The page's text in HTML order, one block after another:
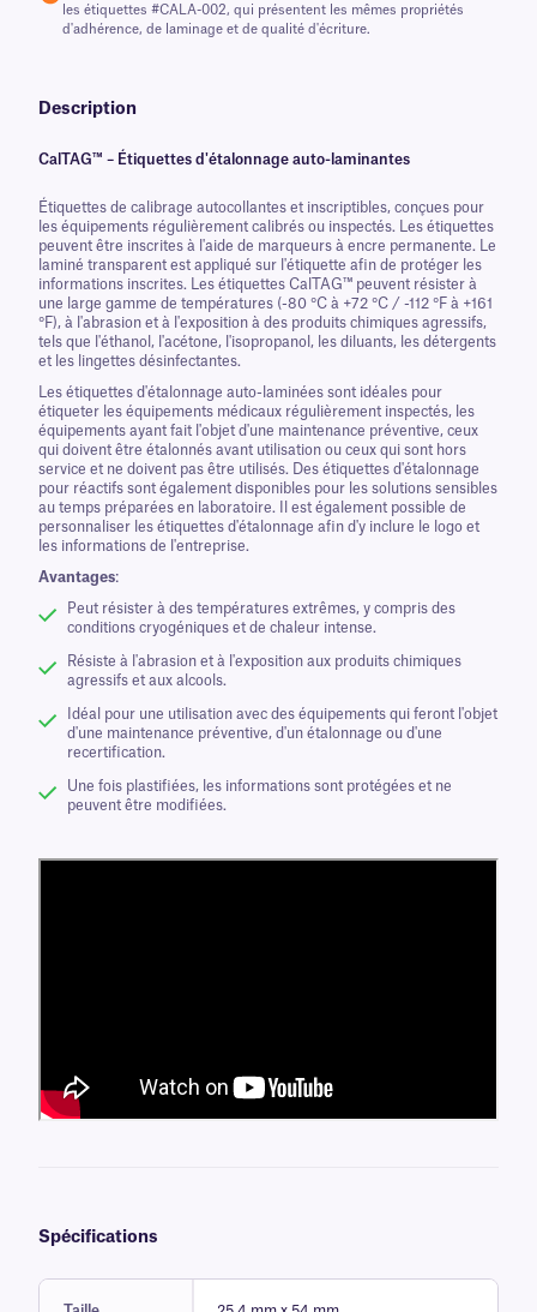
les étiquettes #CALA-002, qui présentent les mêmes propriétés
d'adhérence, de laminage et de qualité d'écriture.
Description
CalTAG™ – Étiquettes d'étalonnage auto-laminantes
Étiquettes de calibrage autocollantes et inscriptibles, conçues pour
les équipements régulièrement calibrés ou inspectés. Les étiquettes
peuvent être inscrites à l'aide de marqueurs à encre permanente. Le
laminé transparent est appliqué sur l'étiquette afin de protéger les
informations inscrites. Les étiquettes CalTAG™ peuvent résister à
une large gamme de températures (-80 °C à +72 °C / -112 °F à +161
°F), à l'abrasion et à l'exposition à des produits chimiques agressifs,
tels que l'éthanol, l'acétone, l'isopropanol, les diluants, les détergents
et les lingettes désinfectantes.
Les étiquettes d'étalonnage auto-laminées sont idéales pour
étiqueter les équipements médicaux régulièrement inspectés, les
équipements ayant fait l'objet d'une maintenance préventive, ceux
qui doivent être étalonnés avant utilisation ou ceux qui sont hors
service et ne doivent pas être utilisés. Des étiquettes d'étalonnage
pour réactifs sont également disponibles pour les solutions sensibles
au temps préparées en laboratoire. Il est également possible de
personnaliser les étiquettes d'étalonnage afin d'y inclure le logo et
les informations de l'entreprise.
Avantages:
Peut résister à des températures extrêmes, y compris des
conditions cryogéniques et de chaleur intense.
Résiste à l'abrasion et à l'exposition aux produits chimiques
agressifs et aux alcools.
Idéal pour une utilisation avec des équipements qui feront l'objet
d'une maintenance préventive, d'un étalonnage ou d'une
recertification.
Une fois plastifiées, les informations sont protégées et ne
peuvent être modifiées.
Spécifications